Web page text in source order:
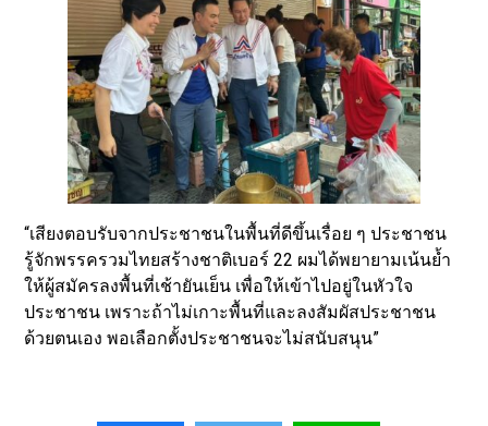
“เสียงตอบรับจากประชาชนในพื้นที่ดีขึ้นเรื่อย ๆ ประชาชน
รู้จักพรรครวมไทยสร้างชาติเบอร์ 22 ผมได้พยายามเน้นย้ำ
ให้ผู้สมัครลงพื้นที่เช้ายันเย็น เพื่อให้เข้าไปอยู่ในหัวใจ
ประชาชน เพราะถ้าไม่เกาะพื้นที่และลงสัมผัสประชาชน
ด้วยตนเอง พอเลือกตั้งประชาชนจะไม่สนับสนุน”